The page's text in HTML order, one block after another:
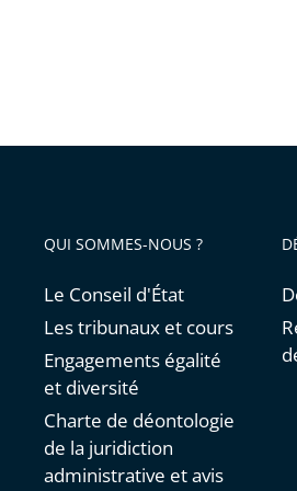
QUI SOMMES-NOUS ?
Le Conseil d'État
Les tribunaux et cours
Engagements égalité
et diversité
Charte de déontologie
de la juridiction
administrative et avis